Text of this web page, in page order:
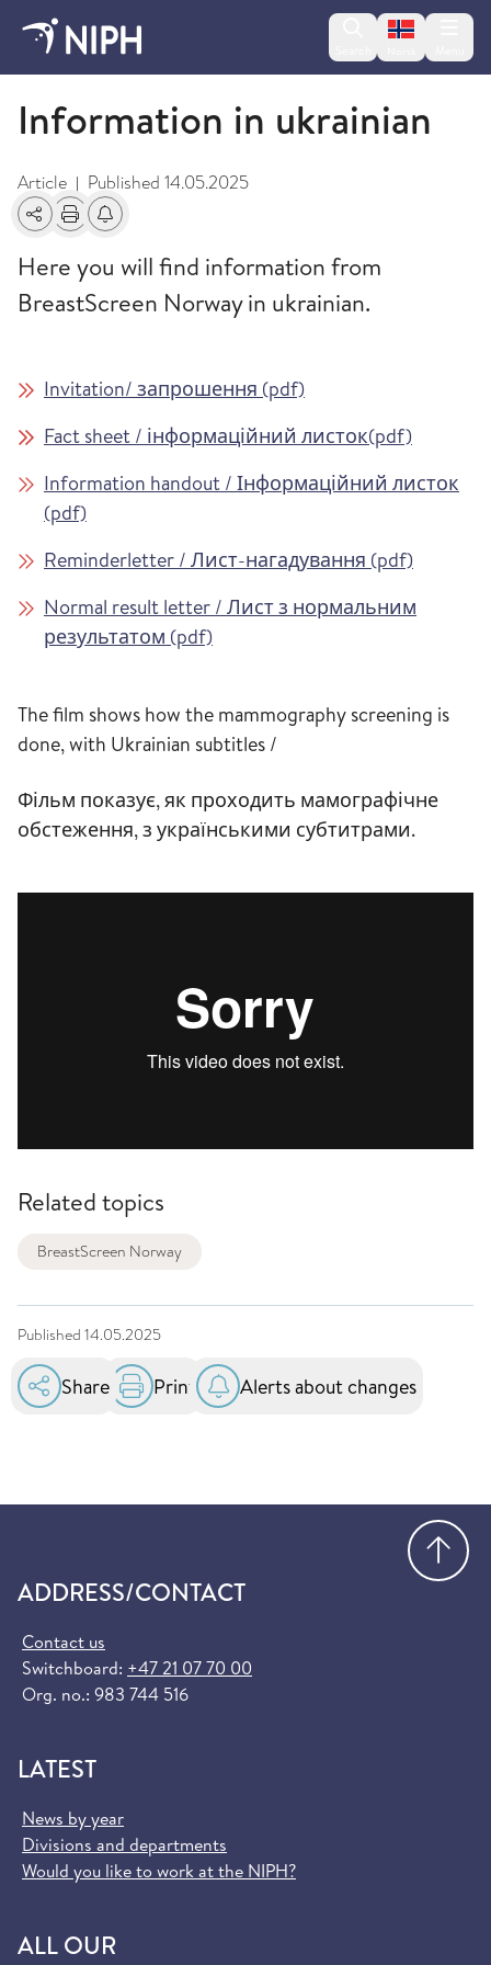
Change
Information in different languages
Information in ukrainian
Article | Published 14.05.2025
SharePrintAlerts about changes
Here you will find information from
BreastScreen Norway in ukrainian.
Invitation/ запрошення (pdf)
Fact sheet / інформаційний листок(pdf)
Information handout / Інформаційний листок
(pdf)
Reminderletter / Лист-нагадування (pdf)
Normal result letter / Лист з нормальним
результатом (pdf)
The film shows how the mammography screening is
done, with Ukrainian subtitles /
Фільм показує, як проходить мамографічне
обстеження, з українськими субтитрами.
Related topics
BreastScreen Norway
Published 14.05.2025
Share Print Alerts about changes
ADDRESS/CONTACT
Contact us
Switchboard: +47 21 07 70 00
Org. no.: 983 744 516
LATEST
News by year
Divisions and departments
Would you like to work at the NIPH?
ALL OUR